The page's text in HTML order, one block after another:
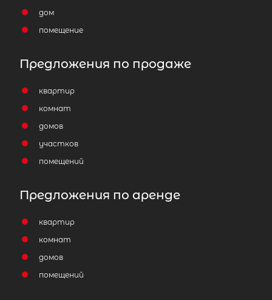
дом
помещение
Предложения по продаже
квартир
комнат
домов
участков
помещений
Предложения по аренде
квартир
комнат
домов
помещений